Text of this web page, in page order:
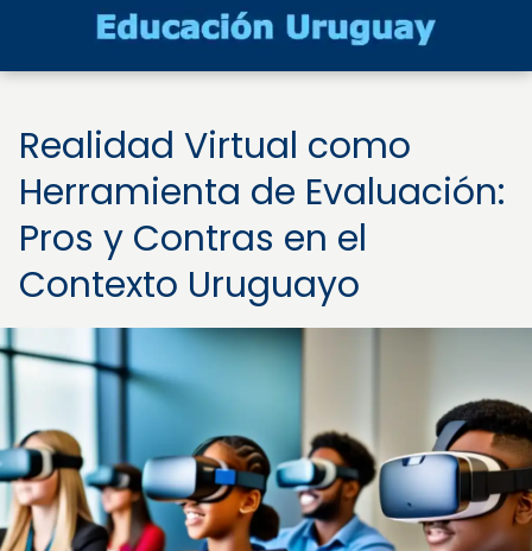
Realidad Virtual como
Herramienta de Evaluación:
Pros y Contras en el
Contexto Uruguayo